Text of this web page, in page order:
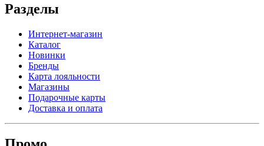
Разделы
Интернет-магазин
Каталог
Новинки
Бренды
Карта лояльности
Магазины
Подарочные карты
Доставка и оплата